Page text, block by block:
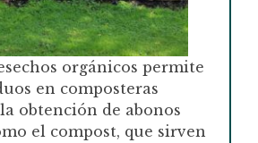
orgánicos permite
en composteras
obtención de abonos
el compost, que sirven